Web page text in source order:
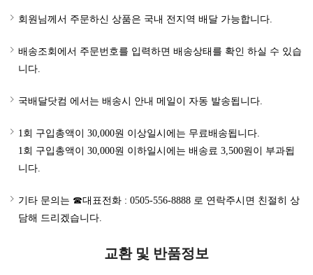
회원님께서 주문하신 상품은 국내 전지역 배달 가능합니다.
배송조회에서 주문번호를 입력하면 배송상태를 확인 하실 수 있습
니다.
국배달닷컴 에서는 배송시 안내 메일이 자동 발송됩니다.
1회 구입총액이 30,000원 이상일시에는 무료배송됩니다.
1회 구입총액이 30,000원 이하일시에는 배송료 3,500원이 부과됩
니다.
기타 문의는 ☎대표전화 : 0505-556-8888 로 연락주시면 친절히 상
담해 드리겠습니다.
교환 및 반품정보